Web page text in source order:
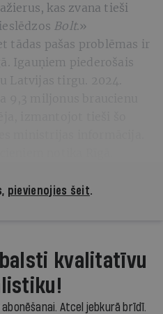
kas zvana tieši
Bolt.»
tādas pašas problēmas ir
Igauņiem piederošais
Latvijas tirgu. 2024.
pievienojies šeit.
kvalitatīvu
Atcel jebkurā brīdī.